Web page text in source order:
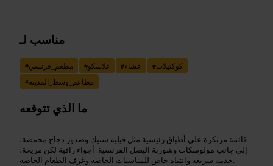
مناسب لـ
#مطعم_فرنسي #غلاسكو #عشاء #كوكتيلات
#مطاعم_وسط_المدينة
ما الذي تتوقعه
قائمة مرتكزة على أطباق رئيسية مثل فيليه ستيك وصدور دجاج محمصة،
إلى جانب مولوسكات وشوربة البصل الفرنسية. أجواء راقية لكن مريحة،
خدمة سريعة وانتباه خاص للمناسبات الخاصة وغرف الطعام الخاصة.